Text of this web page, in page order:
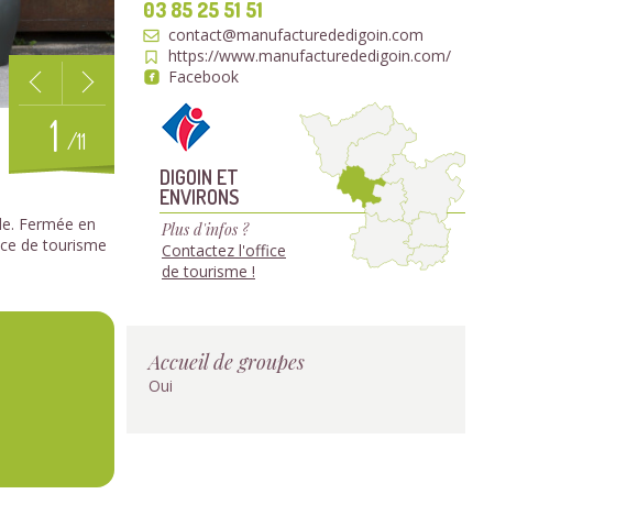
1 /11
Fermée en
de tourisme
03 85 25 51 51
contact@manufacturededigoin.com
https://www.manufacturededigoin.com/
Facebook
DIGOIN ET
ENVIRONS
Plus d'infos ?
Contactez l'office
de tourisme !
Accueil de groupes
Oui